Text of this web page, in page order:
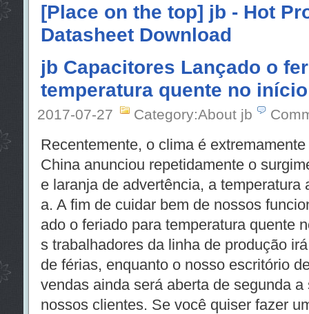
[Place on the top] jb - Hot
Datasheet Download
jb Capacitores Lançado o
temperatura quente no
2017-07-27 Category:About jb
Recentemente, o clima é
China anunciou repetidamente o
e laranja de advertência, a temperatura
a. A fim de cuidar bem de nossos
ado o feriado para temperatura quente
s trabalhadores da linha de produção
de férias, enquanto o nosso escritório
vendas ainda será aberta de segunda
nossos clientes. Se você quiser fazer